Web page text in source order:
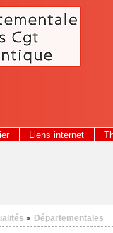
Liens internet
> Départementales